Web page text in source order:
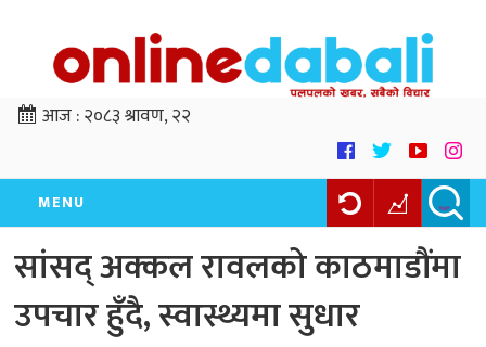
आज :२०८३ श्रावण, २२
MENU
सांसद् अक्कल रावलको काठमाडौंमा
उपचार हुँदै, स्वास्थ्यमा सुधार